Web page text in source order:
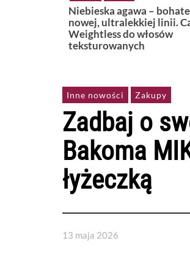
Niebieska agawa –
nowej, ultralekkiej linii.
Weightless do włosów
teksturowanych
Inne nowości Zakupy
Zadbaj o
Bakoma
łyżeczką
13 maja 2026